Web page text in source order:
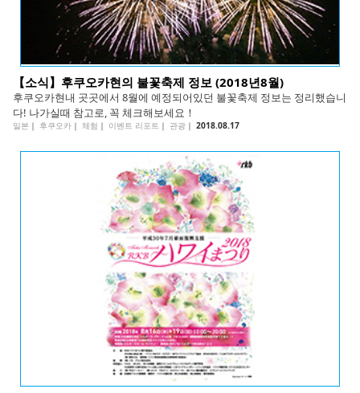
【소식】후쿠오카현의 불꽃축제 정보 (2018년8월)
후쿠오카현내 곳곳에서 8월에 예정되어있던 불꽃축제 정보는 정리했습니
다! 나가실때 참고로, 꼭 체크해보세요！
일본 ｜ 후쿠오카｜ 체험 ｜ 이벤트 리포트 ｜ 관광｜ 2018.08.17